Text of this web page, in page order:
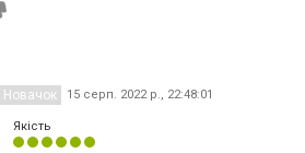
Новачок 15 серп. 2022 р., 22:48:01
Якість